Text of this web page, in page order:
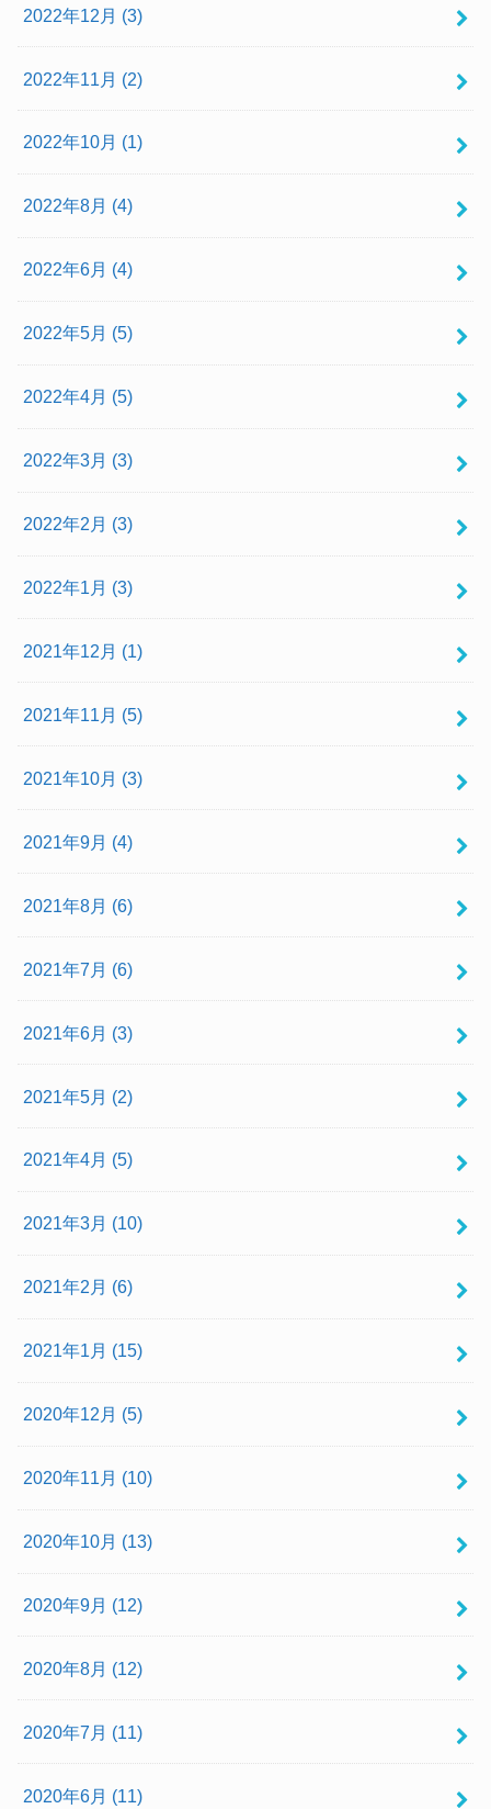
2022年12月 (3)
2022年11月 (2)
2022年10月 (1)
2022年8月 (4)
2022年6月 (4)
2022年5月 (5)
2022年4月 (5)
2022年3月 (3)
2022年2月 (3)
2022年1月 (3)
2021年12月 (1)
2021年11月 (5)
2021年10月 (3)
2021年9月 (4)
2021年8月 (6)
2021年7月 (6)
2021年6月 (3)
2021年5月 (2)
2021年4月 (5)
2021年3月 (10)
2021年2月 (6)
2021年1月 (15)
2020年12月 (5)
2020年11月 (10)
2020年10月 (13)
2020年9月 (12)
2020年8月 (12)
2020年7月 (11)
2020年6月 (11)